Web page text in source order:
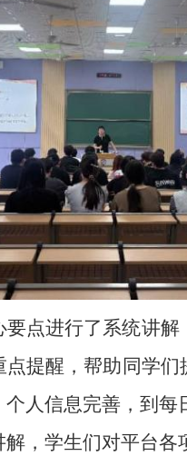
点进行了系统讲
提醒，帮助同学
人信息完善，到
，学生们对平台各